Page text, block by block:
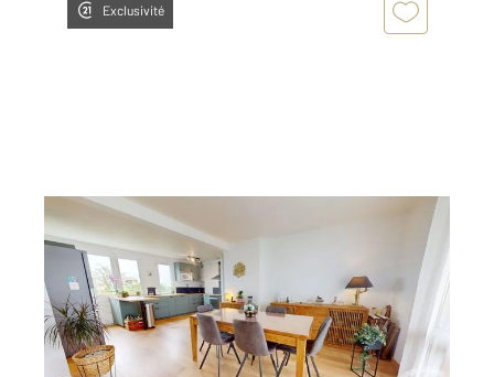
Exclusivité
ST QUENTIN 02
76,09 m2, 5 pièces
Ref : 13787
Appartement F4 à vendre
73 700 €